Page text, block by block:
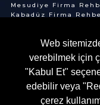
Web
verebilmek için
"Kabul Et"
edebilir veya
çerez
Mesudiye Firma
Kabadüz Firma
Cuma Firma Rehberi